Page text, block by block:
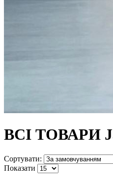
ВСІ ТОВАРИ
Сортувати:
Показати